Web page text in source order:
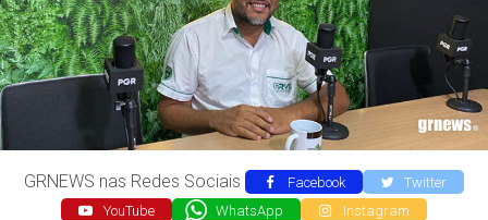
GRNEWS nas Redes Sociais Facebook
Twitter
YouTube
WhatsApp Instagram